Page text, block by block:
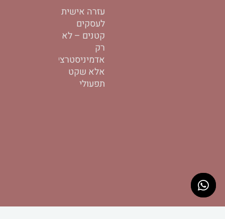
עזרה אישית
לעסקים
קטנים – לא
רק
אדמיניסטרציה,
אלא שקט
תפעולי